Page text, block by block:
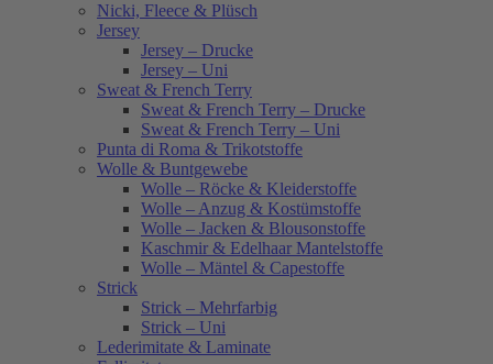
Nicki, Fleece & Plüsch
Jersey
Jersey – Drucke
Jersey – Uni
Sweat & French Terry
Sweat & French Terry – Drucke
Sweat & French Terry – Uni
Punta di Roma & Trikotstoffe
Wolle & Buntgewebe
Wolle – Röcke & Kleiderstoffe
Wolle – Anzug & Kostümstoffe
Wolle – Jacken & Blousonstoffe
Kaschmir & Edelhaar Mantelstoffe
Wolle – Mäntel & Capestoffe
Strick
Strick – Mehrfarbig
Strick – Uni
Lederimitate & Laminate